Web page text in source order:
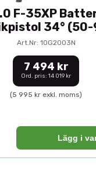
F-35XP
34°
Art.Nr: 10G2003N
7 494 kr
Ord. pris: 14 019 kr
(5 995 kr exkl. moms)
Lägg i